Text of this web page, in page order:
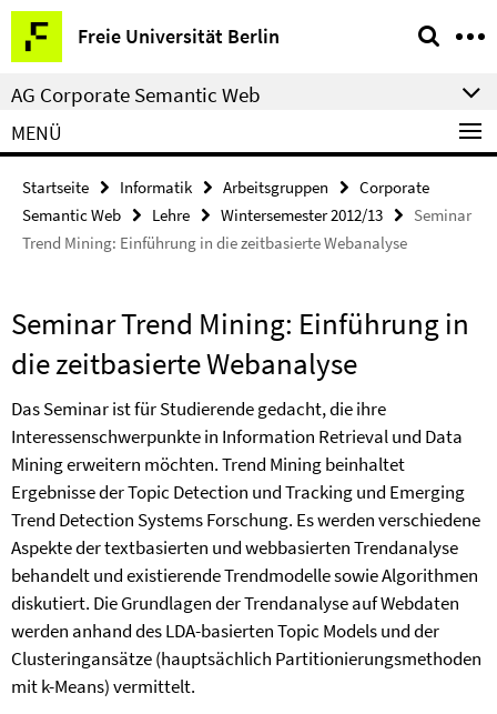
Springe
direkt
zu
Inhalt
Freie Universität Berlin
Service-
Navigation
AG Corporate Semantic Web
MENÜ
Startseite Informatik Arbeitsgruppen
Corporate
Semantic Web
Lehre Wintersemester 2012/13
Seminar
Trend Mining: Einführung in die zeitbasierte Webanalyse
Seminar Trend Mining: Einführung in
die zeitbasierte Webanalyse
Das Seminar ist für Studierende gedacht, die ihre
Interessenschwerpunkte in Information Retrieval und Data
Mining erweitern möchten. Trend Mining beinhaltet
Ergebnisse der Topic Detection und Tracking und Emerging
Trend Detection Systems Forschung. Es werden verschiedene
Aspekte der textbasierten und webbasierten Trendanalyse
behandelt und existierende Trendmodelle sowie Algorithmen
diskutiert. Die Grundlagen der Trendanalyse auf Webdaten
werden anhand des LDA-basierten Topic Models und der
Clusteringansätze (hauptsächlich Partitionierungsmethoden
mit k-Means) vermittelt.